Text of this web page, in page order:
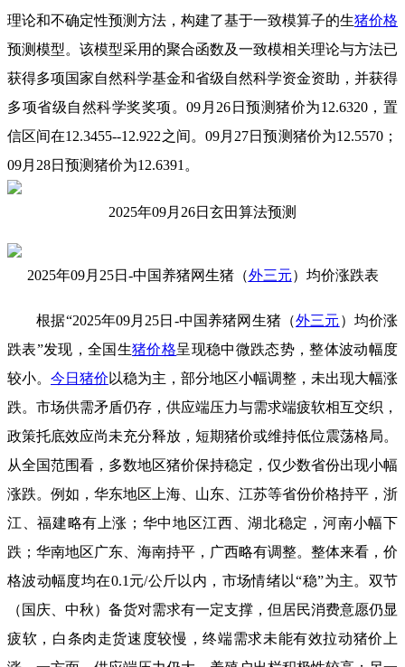
理论和不确定性预测方法，构建了基于一致模算子的生猪价格
预测模型。该模型采用的聚合函数及一致模相关理论与方法已
获得多项国家自然科学基金和省级自然科学资金资助，并获得
多项省级自然科学奖奖项。09月26日预测猪价为12.6320，置
信区间在12.3455--12.922之间。09月27日预测猪价为12.5570；
09月28日预测猪价为12.6391。
2025年09月26日玄田算法预测
2025年09月25日-中国养猪网生猪（外三元）均价涨跌表
根据“2025年09月25日-中国养猪网生猪（外三元 ）均价涨
跌表”发现，全国生猪价格呈现稳中微跌态势，整体波动幅度
较小。 今日猪价 以稳为主，部分地区小幅调整，未出现大幅涨
跌。市场供需矛盾仍存，供应端压力与需求端疲软相互交织，
政策托底效应尚未充分释放，短期猪价或维持低位震荡格局。
从全国范围看，多数地区猪价保持稳定，仅少数省份出现小幅
涨跌。例如，华东地区上海、山东、江苏等省份价格持平，浙
江、福建略有上涨；华中地区江西、湖北稳定，河南小幅下
跌；华南地区广东、海南持平，广西略有调整。整体来看，价
格波动幅度均在0.1元/公斤以内，市场情绪以“稳”为主。双节
（国庆、中秋）备货对需求有一定支撑，但居民消费意愿仍显
疲软，白条肉走货速度较慢，终端需求未能有效拉动猪价上